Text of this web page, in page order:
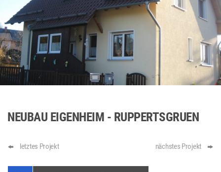
NEUBAU EIGENHEIM - RUPPERTSGRUEN
letztes Projekt nächstes Projekt